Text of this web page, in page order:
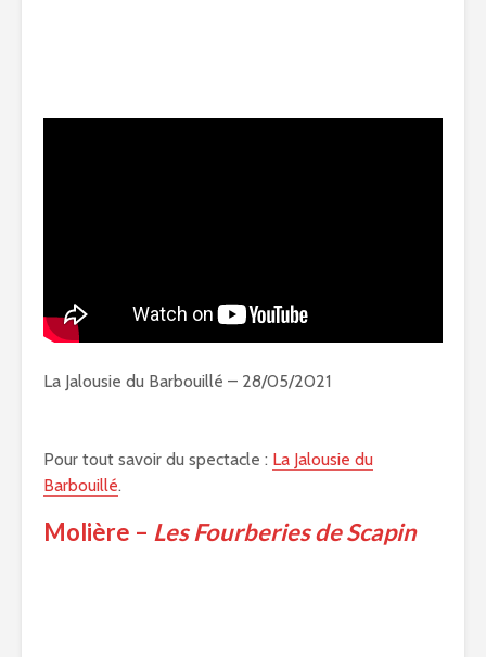
La Jalousie du Barbouillé – 28/05/2021
Pour tout savoir du spectacle : La Jalousie du
Barbouillé.
Molière – Les Fourberies de Scapin